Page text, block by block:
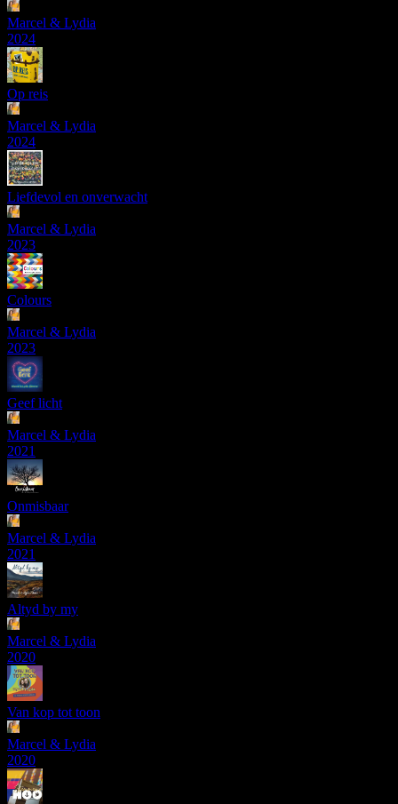
Marcel & Lydia
2024
Op reis
Marcel & Lydia
2024
Liefdevol en onverwacht
Marcel & Lydia
2023
Colours
Marcel & Lydia
2023
Geef licht
Marcel & Lydia
2021
Onmisbaar
Marcel & Lydia
2021
Altyd by my
Marcel & Lydia
2020
Van kop tot toon
Marcel & Lydia
2020